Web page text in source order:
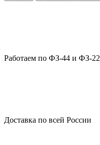
Работаем по ФЗ-44 и ФЗ-
Доставка по всей России